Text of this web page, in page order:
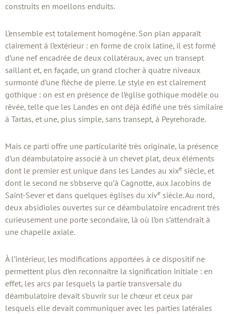
construits en moellons enduits.
L’ensemble est totalement homogène. Son plan apparaît
clairement à l’extérieur : en forme de croix latine, il est formé
d’une nef encadrée de deux collatéraux, avec un transept
saillant et, en façade, un grand clocher à quatre niveaux
surmonté d’une flèche de pierre. Le style en est clairement
gothique : on est en présence de l’église gothique modèle ou
rêvée, telle que les Landes en ont déjà édifié une très similaire
à Tartas, et une, plus simple, sans transept, à Peyrehorade.
Mais ce parti offre une particularité très originale, la présence
d’un déambulatoire associé à un chevet plat, deux éléments
dont le premier est unique dans les Landes au xixe siècle, et
dont le second ne s’observe qu’à Cagnotte, aux Jacobins de
Saint-Sever et dans quelques églises du xive siècle. Au nord,
deux absidioles ouvertes sur ce déambulatoire encadrent très
curieusement une porte secondaire, là où l’on s’attendrait à
une chapelle axiale.
À l’intérieur, les modifications apportées à ce dispositif ne
permettent plus d’en reconnaître la signification initiale : en
effet, les arcs par lesquels la partie transversale du
déambulatoire devait s’ouvrir sur le chœur et ceux par
lesquels elle devait communiquer avec les parties latérales